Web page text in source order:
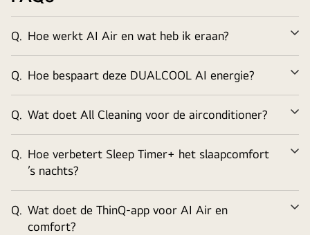
con
aire
acondicionado
LG
que
con
enfriamiento
Q. Hoe werkt AI Air en wat heb ik eraan?
Q. Hoe bespaart deze DUALCOOL AI energie?
Q. Wat doet All Cleaning voor de airconditioner?
Q. Hoe verbetert Sleep Timer+ het slaapcomfort
’s nachts?
Q. Wat doet de ThinQ-app voor AI Air en
comfort?